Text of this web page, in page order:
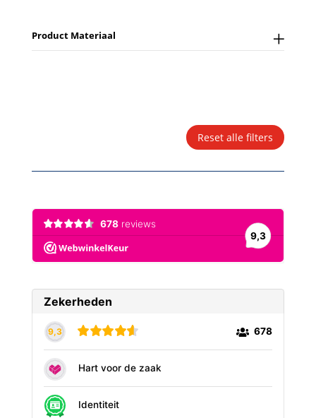
Product Materiaal
Reset alle filters